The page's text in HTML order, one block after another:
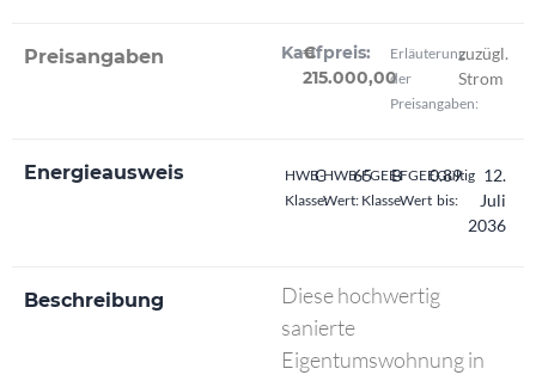
Preisangaben Kaufpreis:
€
215.000,00
Erläuterung
der
Preisangaben:
zuzügl.
Strom
Energieausweis
HWB-
Klasse:
CHWB-
Wert:
65FGEE-
Klasse
BFGEE-
Wert
0.89
Gültig
bis:
12.
Juli
2036
Beschreibung
Diese hochwertig
sanierte
Eigentumswohnung in